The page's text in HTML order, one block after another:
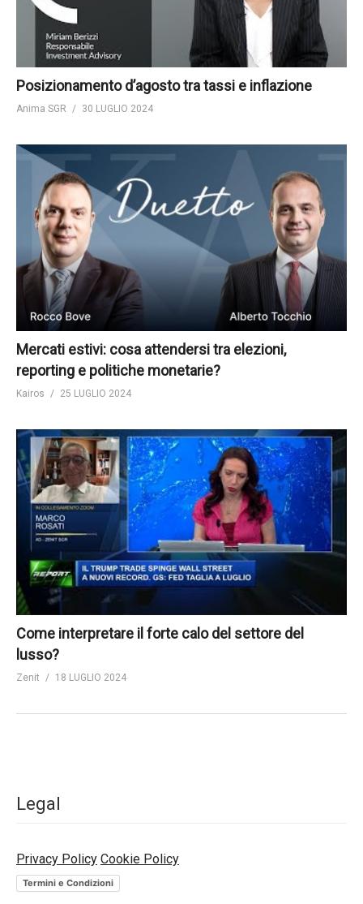
Posizionamento d’agosto tra tassi e inflazione
Anima SGR 30 LUGLIO 2024
Mercati estivi: cosa attendersi tra elezioni,
reporting e politiche monetarie?
Kairos 25 LUGLIO 2024
Come interpretare il forte calo del settore del
lusso?
Zenit 18 LUGLIO 2024
Legal
Privacy Policy Cookie Policy
Termini e Condizioni